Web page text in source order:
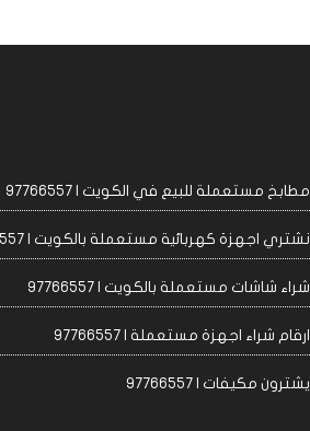
مطابخ مستعملة للبيع في الكويت | 97766557
نشتري اجهزة كهربائية مستعملة بالكويت | 97766557
شراء شاشات مستعملة بالكويت | 97766557
ارقام شراء اجهزة مستعملة | 97766557
يشترون مكيفات | 97766557